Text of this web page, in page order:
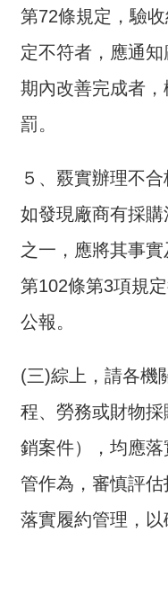
第72條規定，驗
定不符者，應通
期內改善完成者
罰。
５、覈實辦理不
如發現廠商有採
之一，應將其事
第102條第3項規
公報。
(三)綜上，請各機
程、勞務或財物
銷案件），均應
管作為，審慎評估
落實履約管理，以